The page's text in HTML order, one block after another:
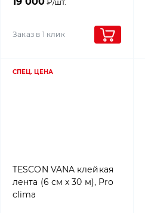
Заказ в 1 клик
СПЕЦ. ЦЕНА
TESCON VANA клейкая
лента (6 см x 30 м), Pro
clima